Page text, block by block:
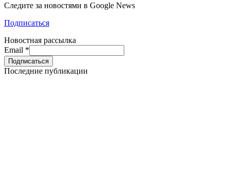
Следите за новостями в Google News
Подписаться
Новостная рассылка
Email *
Последние публикации